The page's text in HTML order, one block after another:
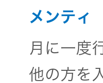
メンティ
月に一度
他の方を